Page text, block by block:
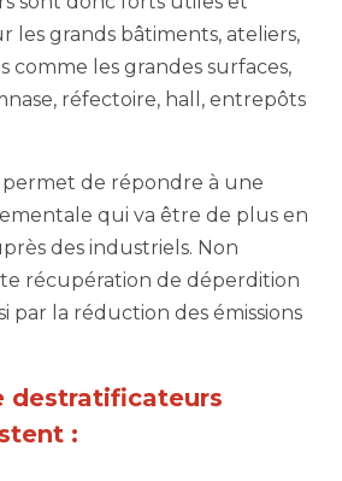
les grands bâtiments, ateliers,
comme les grandes surfaces,
réfectoire, hall, entrepôts
de répondre à une
qui va être de plus en
des industriels. Non
récupération de déperdition
par la réduction des émissions
destratificateurs
: